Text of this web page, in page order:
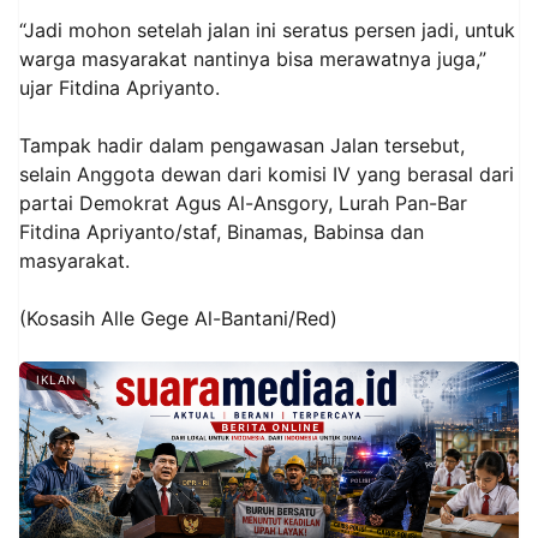
“Jadi mohon setelah jalan ini seratus persen jadi, untuk
warga masyarakat nantinya bisa merawatnya juga,”
ujar Fitdina Apriyanto.
Tampak hadir dalam pengawasan Jalan tersebut,
selain Anggota dewan dari komisi IV yang berasal dari
partai Demokrat Agus Al-Ansgory, Lurah Pan-Bar
Fitdina Apriyanto/staf, Binamas, Babinsa dan
masyarakat.
(Kosasih Alle Gege Al-Bantani/Red)
IKLAN